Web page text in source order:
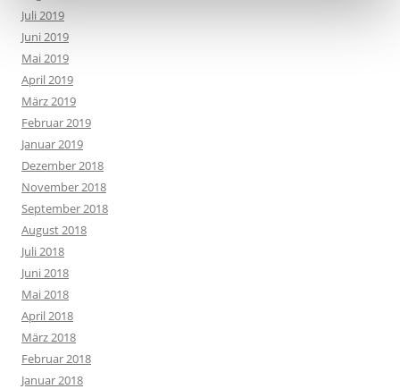
Juli 2019
Juni 2019
Mai 2019
April 2019
März 2019
Februar 2019
Januar 2019
Dezember 2018
November 2018
September 2018
August 2018
Juli 2018
Juni 2018
Mai 2018
April 2018
März 2018
Februar 2018
Januar 2018